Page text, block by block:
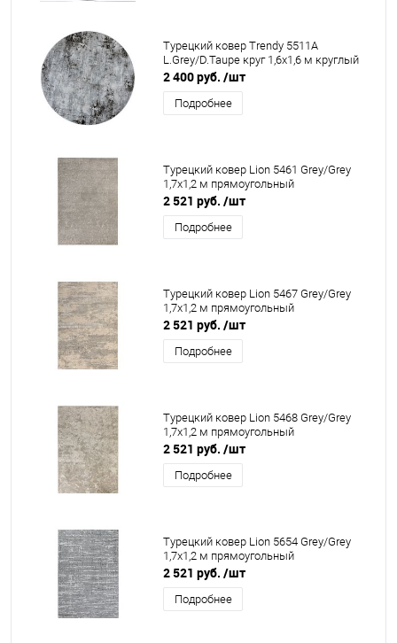
Турецкий ковер Trendy 5511A
L.Grey/D.Taupe круг 1,6x1,6 м круглый
2 400 руб. /шт
Подробнее
Турецкий ковер Lion 5461 Grey/Grey
1,7x1,2 м прямоугольный
2 521 руб. /шт
Подробнее
Турецкий ковер Lion 5467 Grey/Grey
1,7x1,2 м прямоугольный
2 521 руб. /шт
Подробнее
Турецкий ковер Lion 5468 Grey/Grey
1,7x1,2 м прямоугольный
2 521 руб. /шт
Подробнее
Турецкий ковер Lion 5654 Grey/Grey
1,7x1,2 м прямоугольный
2 521 руб. /шт
Подробнее